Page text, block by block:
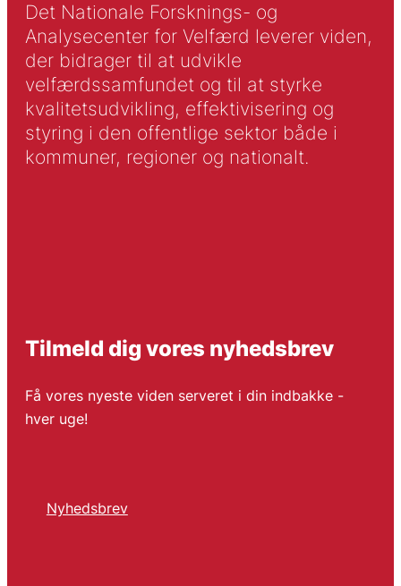
Det Nationale Forsknings- og
Analysecenter for Velfærd leverer viden,
der bidrager til at udvikle
velfærdssamfundet og til at styrke
kvalitetsudvikling, effektivisering og
styring i den offentlige sektor både i
kommuner, regioner og nationalt.
Tilmeld dig vores nyhedsbrev
Få vores nyeste viden serveret i din indbakke -
hver uge!
Nyhedsbrev